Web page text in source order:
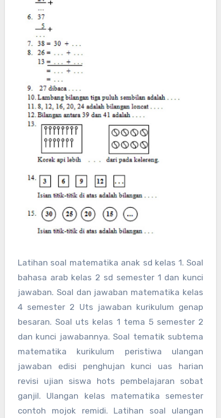
Latihan soal matematika anak sd kelas 1. Soal
bahasa arab kelas 2 sd semester 1 dan kunci
jawaban. Soal dan jawaban matematika kelas
4 semester 2 Uts jawaban kurikulum genap
besaran. Soal uts kelas 1 tema 5 semester 2
dan kunci jawabannya. Soal tematik subtema
matematika kurikulum peristiwa ulangan
jawaban edisi penghujan kunci uas harian
revisi ujian siswa hots pembelajaran sobat
ganjil. Ulangan kelas matematika semester
contoh mojok remidi. Latihan soal ulangan